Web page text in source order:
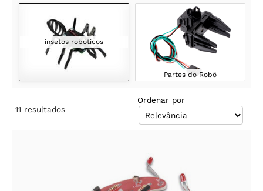
insetos robóticos
Partes do Robô
11 resultados
Ordenar por